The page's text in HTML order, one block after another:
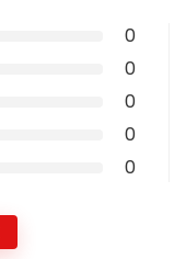
0
0
0
0
0